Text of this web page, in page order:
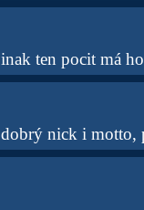
ten pocit má
nick i motto,